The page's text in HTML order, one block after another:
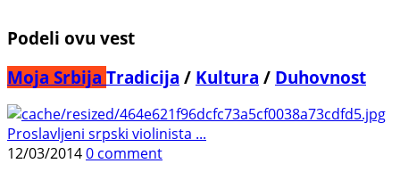
Podeli ovu vest
Moja Srbija Tradicija / Kultura / Duhovnost
Proslavljeni srpski violinista ...
12/03/20140 comment